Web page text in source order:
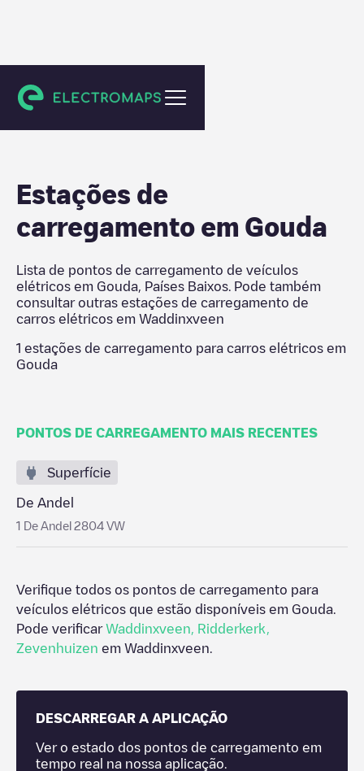
Waddinxveen
Estações de
carregamento em Gouda
Lista de pontos de carregamento de veículos
elétricos em Gouda Países Baixos . Pode também
consultar outras estações de carregamento de
carros elétricos em Waddinxveen
1 estações de carregamento para carros elétricos em
Gouda
PONTOS DE CARREGAMENTO MAIS RECENTES
Superfície
De Andel
1 De Andel 2804 VW
Verifique todos os pontos de carregamento para
veículos elétricos que estão disponíveis em Gouda
Pode verificarWaddinxveen Ridderkerk
Zevenhuizen em Waddinxveen
DESCARREGAR A APLICAÇÃO
Ver o estado dos pontos de carregamento em
tempo real na nossa aplicação.